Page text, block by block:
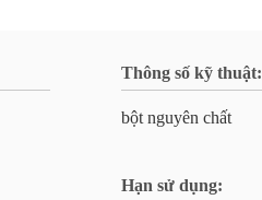
Thông số kỹ thuật:
bột nguyên chất
Hạn sử dụng: